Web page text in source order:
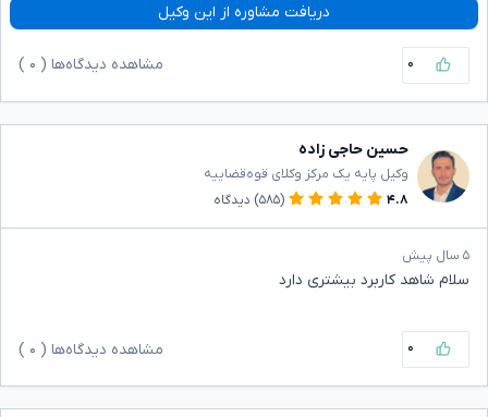
دریافت مشاوره از این وکیل
۰ مشاهده دیدگاه‌ها ( ۰
حسین حاجی زاده
وکیل پایه یک مرکز وکلای قوه‌قضاییه
۴.۸
(۵۸۵) دیدگاه
۵ سال پیش
سلام شاهد کاربرد بیشتری دارد
۰ مشاهده دیدگاه‌ها ( ۰